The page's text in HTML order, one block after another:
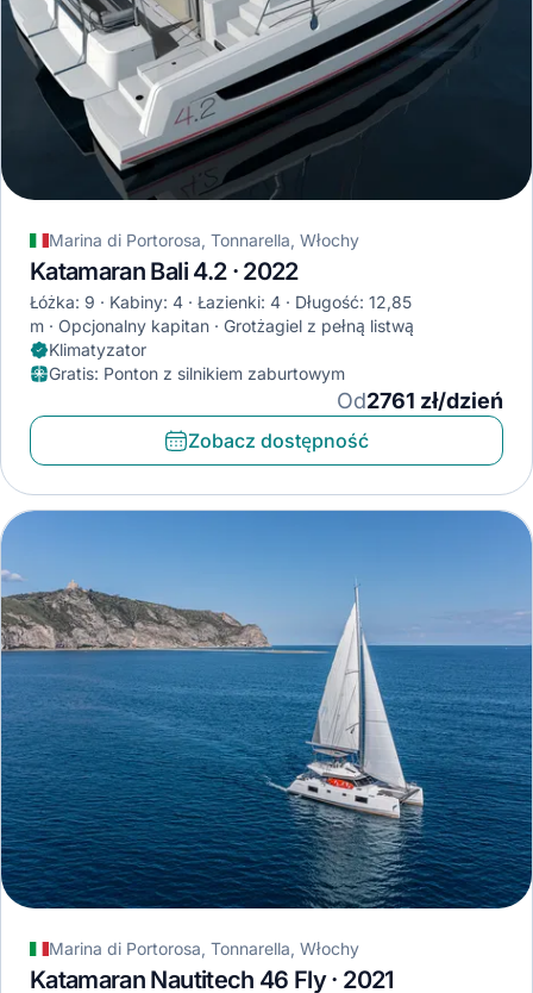
Marina di Portorosa, Tonnarella, Włochy
Katamaran Bali 4.2 · 2022
Łóżka: 9 Kabiny: 4 Łazienki: 4
Długość: 12,85
m
Opcjonalny kapitan
Grotżagiel z pełną listwą
Klimatyzator
Gratis: Ponton z silnikiem zaburtowym
Od2761 zł/dzień
Zobacz dostępność
Marina di Portorosa, Tonnarella, Włochy
Katamaran Nautitech 46 Fly · 2021